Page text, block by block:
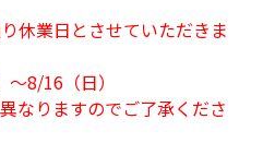
休業日とさせていただきま
8/16（日）
なりますのでご了承くださ